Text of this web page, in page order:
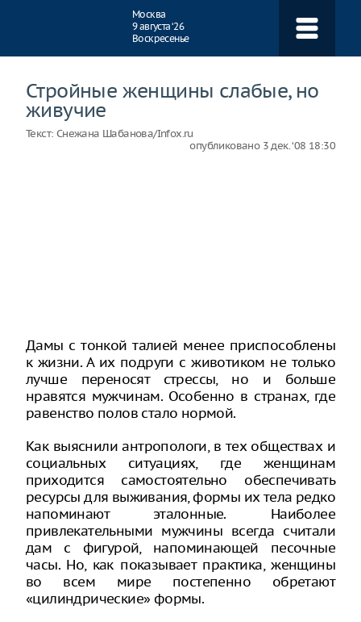
Москва
9 августа ‘26
Воскресенье
Стройные женщины слабые, но
живучие
Текст: Снежана Шабанова/Infox.ru
опубликовано 3 дек. ‘08 18:30
Дамы с тонкой талией менее приспособлены
к жизни. А их подруги с животиком не только
лучше переносят стрессы, но и больше
нравятся мужчинам. Особенно в странах, где
равенство полов стало нормой.
Как выяснили антропологи, в тех обществах и
социальных ситуациях, где женщинам
приходится самостоятельно обеспечивать
ресурсы для выживания, формы их тела редко
напоминают эталонные. Наиболее
привлекательными мужчины всегда считали
дам с фигурой, напоминающей песочные
часы. Но, как показывает практика, женщины
во всем мире постепенно обретают
«цилиндрические» формы.